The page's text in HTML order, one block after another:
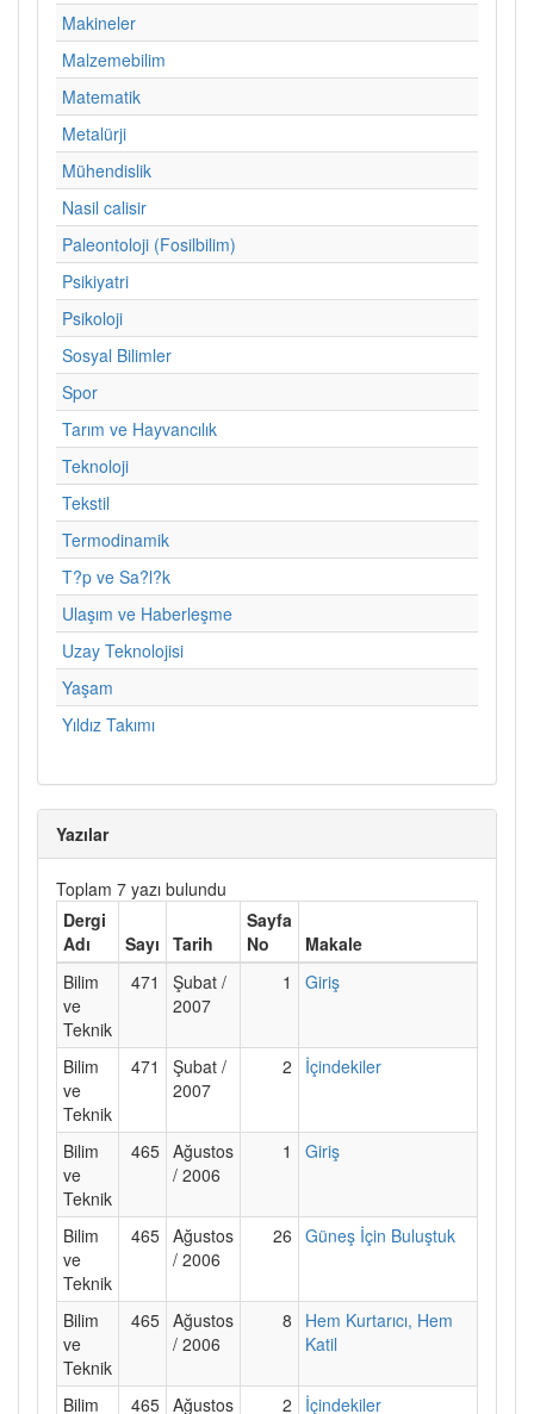
Makineler
Malzemebilim
Matematik
Metalürji
Mühendislik
Nasil calisir
Paleontoloji (Fosilbilim)
Psikiyatri
Psikoloji
Sosyal Bilimler
Spor
Tarım ve Hayvancılık
Teknoloji
Tekstil
Termodinamik
T?p ve Sa?l?k
Ulaşım ve Haberleşme
Uzay Teknolojisi
Yaşam
Yıldız Takımı
Yazılar
Toplam 7 yazı bulundu
Dergi
Adı
Sayı Tarih
Sayfa
No
Makale
Bilim
ve
Teknik
471
Şubat /
2007
1 Giriş
Bilim
ve
Teknik
471
Şubat /
2007
2 İçindekiler
Bilim
ve
Teknik
465 Ağustos
/ 2006
1 Giriş
Bilim
ve
Teknik
465 Ağustos
/ 2006
26 Güneş İçin Buluştuk
Bilim
ve
Teknik
465 Ağustos
/ 2006
8
Hem Kurtarıcı, Hem
Katil
Bilim 465 Ağustos 2 İçindekiler